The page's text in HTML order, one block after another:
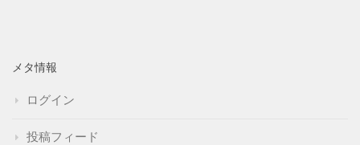
メタ情報
ログイン
投稿フィード